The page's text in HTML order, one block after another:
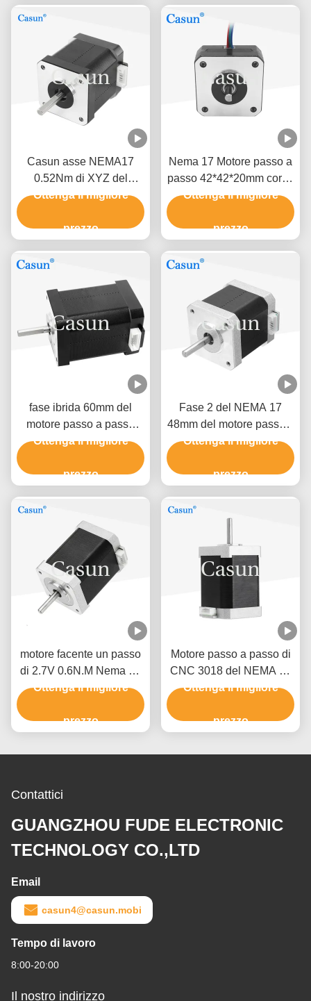
Casun asse NEMA17
0.52Nm di XYZ del
motore facente un passo
Ottenga il migliore
prezzo
Nema 17 Motore passo a
passo 42*42*20mm corpo
ultra sottile 1.0A
130mN.m per attrezzature
mediche
Ottenga il migliore
prezzo
fase ibrida 60mm del
motore passo a passo
0.5A 0,78 N. m2 di Nema
Ottenga il migliore
prezzo
Fase 2 del NEMA 17
48mm del motore passo a
passo 1.5A del NEMA 17
gradi
Ottenga il migliore
prezzo
motore facente un passo
di 2.7V 0.6N.M Nema 17
per lo strumento di misura
Ottenga il migliore
prezzo
Motore passo a passo di
CNC 3018 del NEMA 17
del router unipolare 1.7A
Ottenga il migliore
prezzo
Contattici
GUANGZHOU FUDE ELECTRONIC
TECHNOLOGY CO.,LTD
Email
casun4@casun.mobi
Tempo di lavoro
8:00-20:00
Il nostro indirizzo